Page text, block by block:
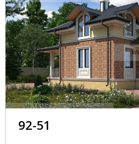
92-51